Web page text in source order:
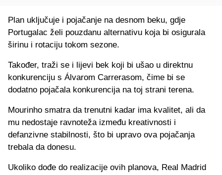
Plan uključuje i pojačanje na desnom beku, gdje
Portugalac želi pouzdanu alternativu koja bi osigurala
širinu i rotaciju tokom sezone.
Također, traži se i lijevi bek koji bi ušao u direktnu
konkurenciju s Álvarom Carrerasom, čime bi se
dodatno pojačala konkurencija na toj strani terena.
Mourinho smatra da trenutni kadar ima kvalitet, ali da
mu nedostaje ravnoteža između kreativnosti i
defanzivne stabilnosti, što bi upravo ova pojačanja
trebala da donesu.
Ukoliko dođe do realizacije ovih planova, Real Madrid